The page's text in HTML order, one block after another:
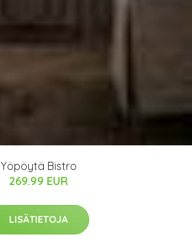
Yöpöytä Bistro
269.99 EUR
LISÄTIETOJA